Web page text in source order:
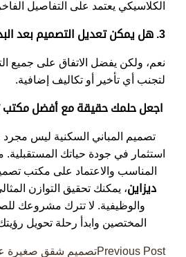
الكلاسيكي يعتمد على التفاصيل
3. هل يمكن تعديل التصميم بعد البدء في التنفيذ؟
نعم، ولكن يفضل الاتفاق على جميع
لتجنب أي تأخير أو تكاليف إضافية.
اجعل حلمك حقيقة مع أفضل
تصميم المباني السكنية ليس مجرد
استثمار في جودة حياتك المستقبلية.
المناسب والاعتماد على مكتب
ديزاين، يمكنك تحقيق التوازن
والوظيفية. لا تترك مشروعك
المختصين وابدأ رحلة تحويل
Previous Postتصميم شقق صغيرة